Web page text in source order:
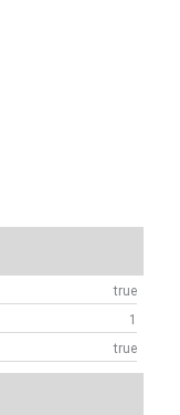
true
1
true